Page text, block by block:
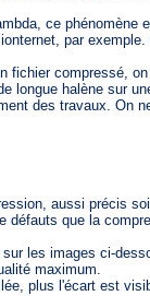
ce phénomène
par
compressé, on
halène sur une
des travaux. On
aussi précis soit-
défauts que la
images ci-
maximum.
l'écart est